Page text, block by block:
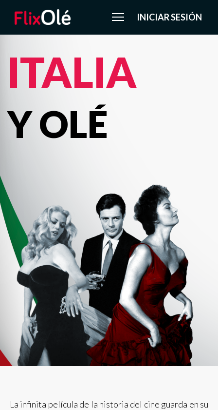
INICIAR SESIÓN
ITALIA
Y OLÉ
La infinita película de la historia del cine guarda en su